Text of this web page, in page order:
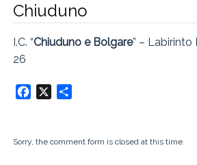
Chiuduno
I.C. “Chiuduno e Bolgare” – Labirinto
26
Facebook
Sorry, the comment form is closed at this time.